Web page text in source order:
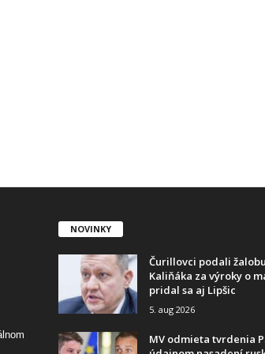
NOVINKY
Čurillovci podali
Kaliňáka za výroky o
pridal sa aj Lipšic
5. aug 2026
MV odmieta tvrdenia